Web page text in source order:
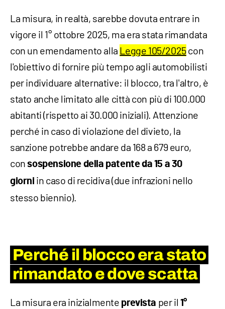
La misura, in realtà, sarebbe dovuta entrare in
vigore il 1° ottobre 2025, ma era stata rimandata
con un emendamento alla Legge 105/2025con
l'obiettivo di fornire più tempo agli automobilisti
per individuare alternative: il blocco, tra l'altro, è
stato anche limitato alle città con più di 100.000
abitanti (rispetto ai 30.000 iniziali). Attenzione
perché in caso di violazione del divieto, la
sanzione potrebbe andare da 168 a 679 euro,
consospensione della patente da 15 a 30
giorni in caso di recidiva (due infrazioni nello
stesso biennio).
Perché il blocco era stato
rimandato e dove scatta
La misura era inizialmente prevista per il 1°